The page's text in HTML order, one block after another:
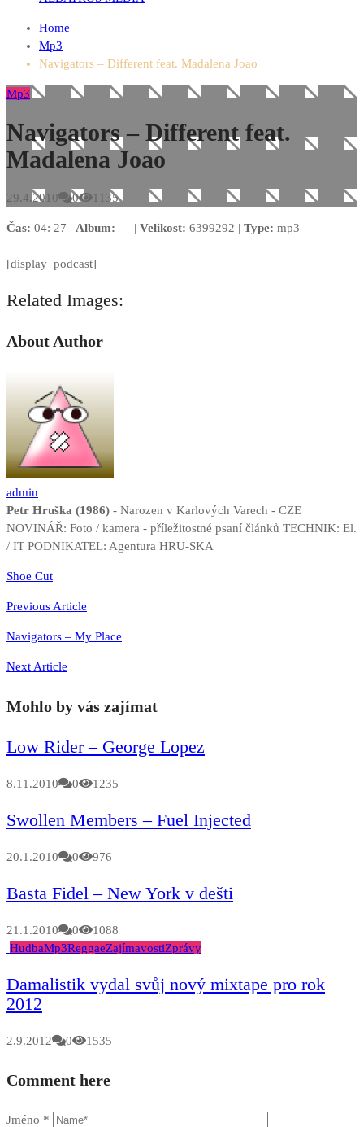
Home
Mp3
Navigators – Different feat. Madalena Joao
Mp3
Navigators – Different feat.
Madalena Joao
29.4.2010 0 1135
Čas: 04: 27 | Album: — | Velikost: 6399292 | Type: mp3
[display_podcast]
Related Images:
About Author
admin
Petr Hruška (1986) - Narozen v Karlových Varech - CZE
NOVINÁŘ: Foto / kamera - příležitostné psaní článků TECHNIK: El.
/ IT PODNIKATEL: Agentura HRU-SKA
Navigace
pro
Shoe Cut
Previous Article
Navigators – My Place
Next Article
Mohlo by vás zajímat
Low Rider – George Lopez
8.11.2010 0 1235
Swollen Members – Fuel Injected
20.1.2010 0 976
Basta Fidel – New York v dešti
21.1.2010 0
1088
HudbaMp3ReggaeZajímavostiZprávy
Damalistik vydal svůj nový mixtape pro rok
2012
2.9.2012 0 1535
Comment here
Jméno *